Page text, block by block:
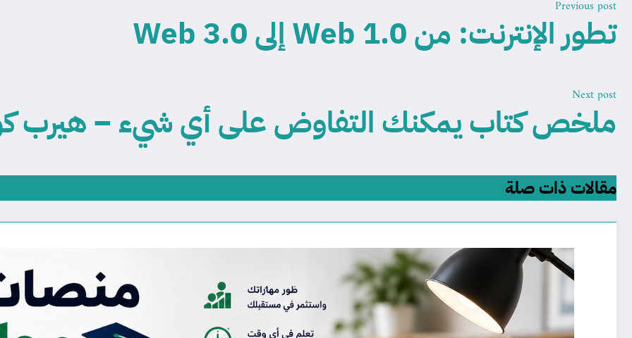
Previous post
تطور الإنترنت: من Web 1.0 إلى Web 3.0
Next post
ملخص كتاب يمكنك التفاوض على أي شيء – هيرب
مقالات ذات صلة